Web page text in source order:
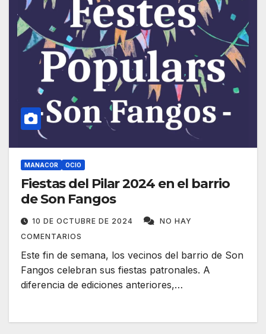
MANACOR OCIO
Fiestas del Pilar 2024 en el barrio
de Son Fangos
10 DE OCTUBRE DE 2024
NO HAY
COMENTARIOS
Este fin de semana, los vecinos del barrio de Son
Fangos celebran sus fiestas patronales. A
diferencia de ediciones anteriores,…